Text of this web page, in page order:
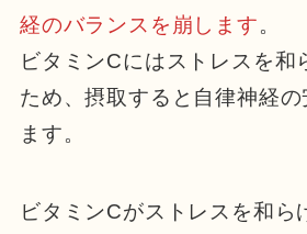
経のバランスを崩します。
ビタミンCにはストレスを和
ため、摂取すると自律神経の
ます。
ビタミンCがストレスを和ら